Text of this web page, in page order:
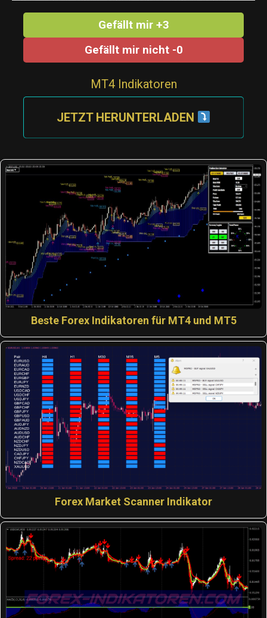
Gefällt mir +3
Gefällt mir nicht -0
MT4 Indikatoren
JETZT HERUNTERLADEN
Beste Forex Indikatoren für MT4 und MT5
Forex Market Scanner Indikator